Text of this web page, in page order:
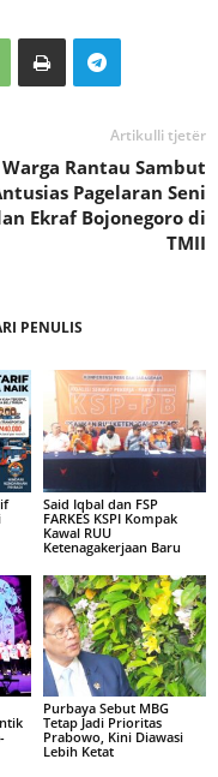
Artikulli tjetër
Warga Rantau Sambut
Pagelaran Seni
Ekraf Bojonegoro di
TMII
PENULIS
Said Iqbal dan FSP
FARKES KSPI Kompak
Kawal RUU
Ketenagakerjaan Baru
Purbaya Sebut MBG
Tetap Jadi Prioritas
Prabowo, Kini Diawasi
Lebih Ketat